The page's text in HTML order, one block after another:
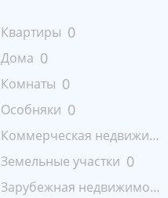
Квартиры 0
Дома 0
Комнаты 0
Особняки 0
Коммерческая недвижимость
Земельные участки 0
Зарубежная недвижимость